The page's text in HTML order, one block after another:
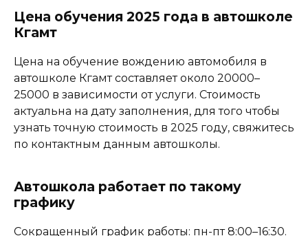
Цена обучения 2025 года в автошколе
Кгамт
Цена на обучение вождению автомобиля в
автошколе Кгамт составляет около 20000–
25000 в зависимости от услуги. Стоимость
актуальна на дату заполнения, для того чтобы
узнать точную стоимость в 2025 году, свяжитесь
по контактным данным автошколы.
Автошкола работает по такому
графику
Сокращенный график работы: пн-пт 8:00–16:30.